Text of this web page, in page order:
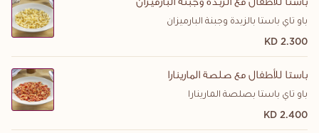
باو تاي باستا بالزبدة وجبنة البارميزان
2.300 KD
باستا للأطفال مع صلصة المارينارا
باو تاي باستا بصلصة المارينارا
2.400 KD